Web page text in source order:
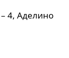
4, Аделино